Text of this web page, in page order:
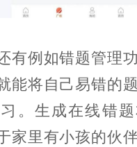
有例如错题管理
能将自己易错的
。生成在线错
家里有小孩的伙